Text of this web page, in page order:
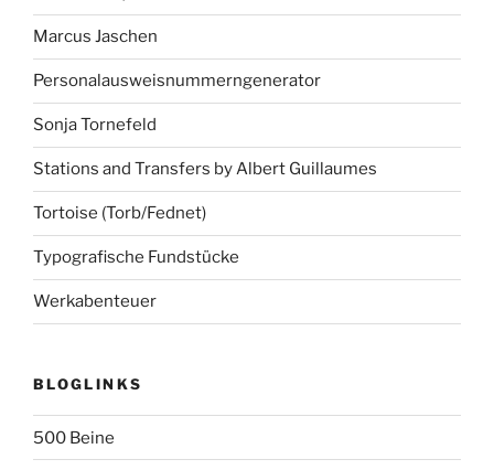
Marcus Jaschen
Personalausweisnummerngenerator
Sonja Tornefeld
Stations and Transfers by Albert Guillaumes
Tortoise (Torb/Fednet)
Typografische Fundstücke
Werkabenteuer
BLOGLINKS
500 Beine